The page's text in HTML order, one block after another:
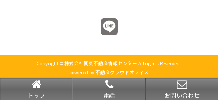
トップ 電話 お問い合わせ
Copyright © 株式会社関東不動産情報センター All rights Reserved.
powered by 不動産クラウドオフィス